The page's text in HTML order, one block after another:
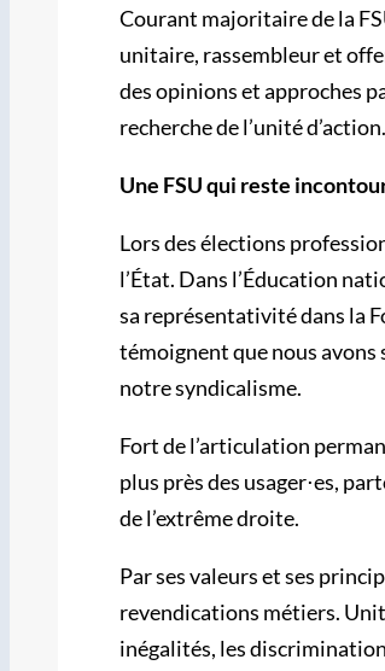
Courant majoritaire de la
unitaire, rassembleur et
des opinions et approches
recherche de l’unité d’action.
Une FSU qui reste
Lors des élections
l’État. Dans l’Éducation
sa représentativité dans la
témoignent que nous
notre syndicalisme.
Fort de l’articulation
plus près des usager⋅es,
de l’extrême droite.
Par ses valeurs et ses
revendications métiers.
inégalités, les